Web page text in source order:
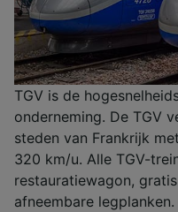
TGV is de
onderneming. De TGV
steden van Frankrijk
320 km/u. Alle TGV-
restauratiewagon,
afneembare